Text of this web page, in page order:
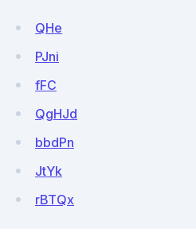
QHe
PJni
fFC
QgHJd
bbdPn
JtYk
rBTQx